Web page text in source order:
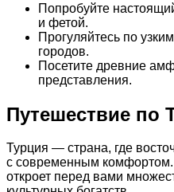
Попробуйте
и фетой.
Прогуляйтесь по
городов.
Посетите древние
представления.
Путешествие по
Турция — страна, где
с современным
откроет перед вами